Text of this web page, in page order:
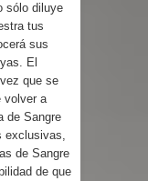
sólo diluye
tus
sus
El
que se
volver a
de Sangre
exclusivas,
de Sangre
de que